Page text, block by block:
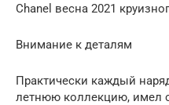
Chanel весна 2021
Внимание к деталям
Практически каждый
летнюю коллекцию, имел